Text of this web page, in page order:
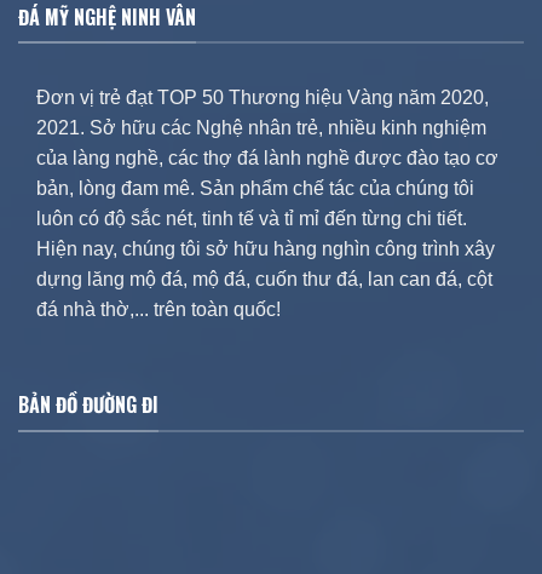
ĐÁ MỸ NGHỆ NINH VÂN
Đơn vị trẻ đạt TOP 50 Thương hiệu Vàng năm 2020,
2021. Sở hữu các Nghệ nhân trẻ, nhiều kinh nghiệm
của làng nghề, các thợ đá lành nghề được đào tạo cơ
bản, lòng đam mê. Sản phẩm chế tác của chúng tôi
luôn có độ sắc nét, tinh tế và tỉ mỉ đến từng chi tiết.
Hiện nay, chúng tôi sở hữu hàng nghìn công trình xây
dựng lăng mộ đá, mộ đá, cuốn thư đá, lan can đá, cột
đá nhà thờ,... trên toàn quốc!
BẢN ĐỒ ĐƯỜNG ĐI